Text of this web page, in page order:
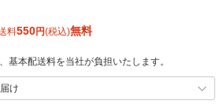
料550円(税込)無料
基本配送料を当社が負担いたします。
け